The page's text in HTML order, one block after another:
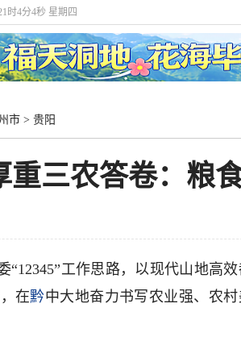
时4分5秒 星期四
市 > 贵阳
三农答卷：粮
“12345”工作思路，以现代山地高
在黔中大地奋力书写农业强、农村